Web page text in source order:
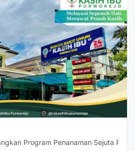
Program Penanaman Sejuta